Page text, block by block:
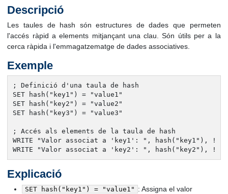
Descripció
Les taules de hash són estructures de dades que permeten
l'accés ràpid a elements mitjançant una clau. Són útils per a la
cerca ràpida i l'emmagatzematge de dades associatives.
Exemple
; Definició d'una taula de hash
SET hash("key1") = "value1"
SET hash("key2") = "value2"
SET hash("key3") = "value3"
; Accés als elements de la taula de hash
WRITE "Valor associat a 'key1': ", hash("key1"), !
WRITE "Valor associat a 'key2': ", hash("key2"), !
Explicació
SET hash("key1") = "value1" : Assigna el valor